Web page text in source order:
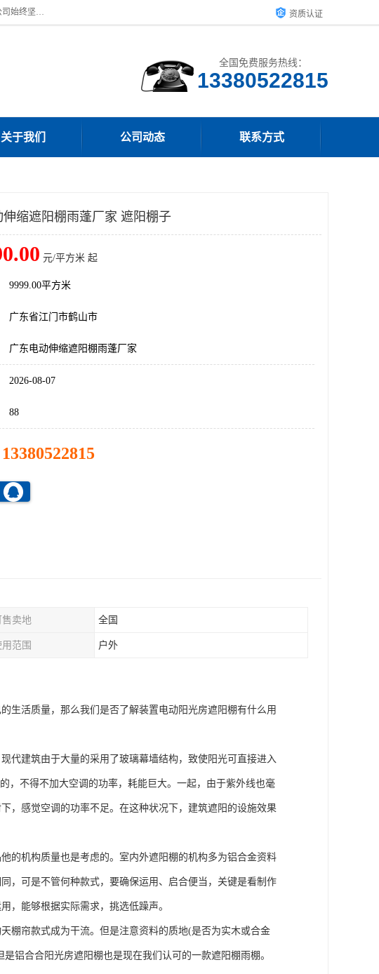
广东鼎新钢结构工程有限公司是一家制作大型电动雨棚厂家;主营：电动推拉雨棚、厂房过道雨棚、电动伸缩雨棚、停车棚、移动雨棚等；公司始终坚持结构创新,品质优越,美观形象,且售后服务好。公司充分吸纳当今休闲用品的前端技术和风格,为您带来质价相宜,时尚典雅的各种户外用品, 资质认证
全国免费服务热线：
13380522815
关于我们 公司动态 联系方式
伸缩遮阳棚雨蓬厂家 遮阳棚子
元/平方米 起
9999.00平方米
广东省江门市鹤山市
广东电动伸缩遮阳棚雨蓬厂家
2026-08-07
88
13380522815
售卖地 全国
范围 户外
生活质量，那么我们是否了解装置电动阳光房遮阳棚有什么用
代建筑由于大量的采用了玻璃幕墙结构，致使阳光可直接进入
，不得不加大空调的功率，耗能巨大。一起，由于紫外线也毫
，感觉空调的功率不足。在这种状况下，建筑遮阳的设施效果
的机构质量也是考虑的。室内外遮阳棚的机构多为铝合金资料
，可是不管何种款式，要确保运用、启合便当，关键是看制作
，能够根据实际需求，挑选低躁声。
棚帘款式成为干流。但是注意资料的质地(是否为实木或合金
铝合合阳光房遮阳棚也是现在我们认可的一款遮阳棚雨棚。